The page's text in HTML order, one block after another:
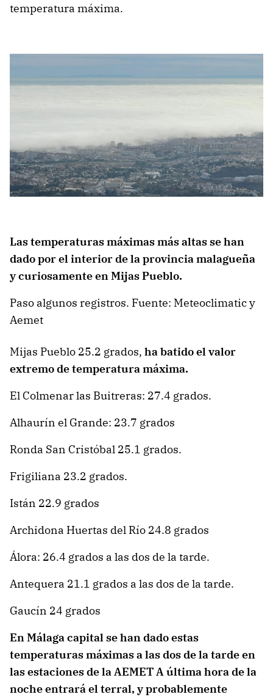
temperatura máxima.
Las temperaturas máximas más altas se han
dado por el interior de la provincia malagueña
y curiosamente en Mijas Pueblo.
Paso algunos registros. Fuente: Meteoclimatic y
Aemet
Mijas Pueblo 25.2 grados, ha batido el valor
extremo de temperatura máxima.
El Colmenar las Buitreras: 27.4 grados.
Alhaurín el Grande: 23.7 grados
Ronda San Cristóbal 25.1 grados.
Frigiliana 23.2 grados.
Istán 22.9 grados
Archidona Huertas del Río 24.8 grados
Álora: 26.4 grados a las dos de la tarde.
Antequera 21.1 grados a las dos de la tarde.
Gaucín 24 grados
En Málaga capital se han dado estas
temperaturas máximasa las dos de la tardeen
las estaciones de la AEMET A última hora de la
noche entrará el terral, y probablemente